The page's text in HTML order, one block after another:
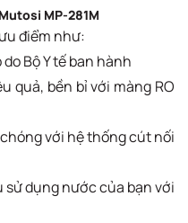
MP-281M
điểm như:
Bộ Y tế ban hành
quả, bền bỉ với màng RO
với hệ thống cút nối
dụng nước của bạn với